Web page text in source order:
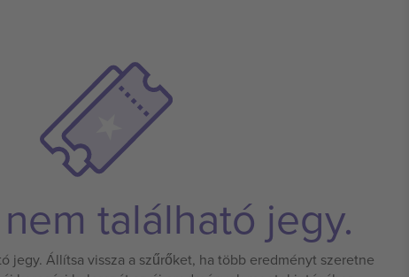
található jegy.
jegy. Állítsa vissza a szűrőket, ha több eredményt szeretne